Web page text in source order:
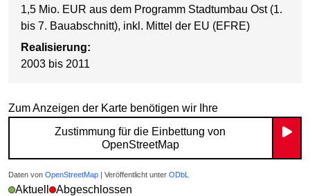
1,5 Mio. EUR aus dem Programm Stadtumbau Ost (1.
bis 7. Bauabschnitt), inkl. Mittel der EU (EFRE)
Realisierung:
2003 bis 2011
Zum Anzeigen der Karte benötigen wir Ihre
Zustimmung für die Einbettung von
OpenStreetMap
Daten von OpenStreetMap | Veröffentlicht unter ODbL
Aktuell Abgeschlossen